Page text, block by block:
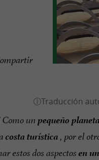
Como un pequeño planeta
costaturística , por el
estos dos aspectos en